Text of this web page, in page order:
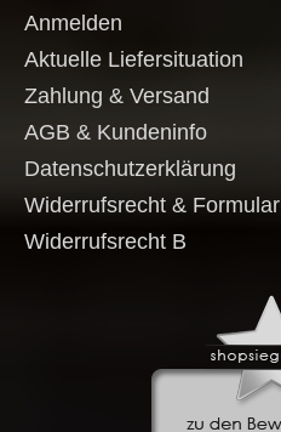
Anmelden
Aktuelle Liefersituation
Zahlung & Versand
AGB & Kundeninfo
Datenschutzerklärung
Widerrufsrecht & Formular
Widerrufsrecht B